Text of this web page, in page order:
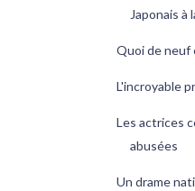
Japonais à
Quoi de neuf
L'incroyable
Les actrices
abusées
Un drame